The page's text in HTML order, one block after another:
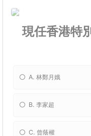
現任香港特
A. 林鄭月娥
B. 李家超
C. 曾蔭權